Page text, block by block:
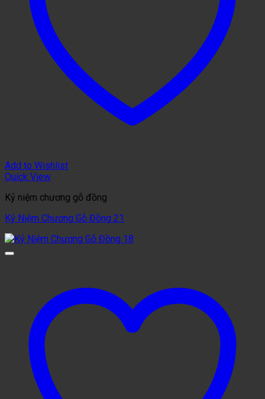
Add to Wishlist
Quick View
Kỷ niệm chương gỗ đồng
Kỷ Niệm Chương Gỗ Đồng 21